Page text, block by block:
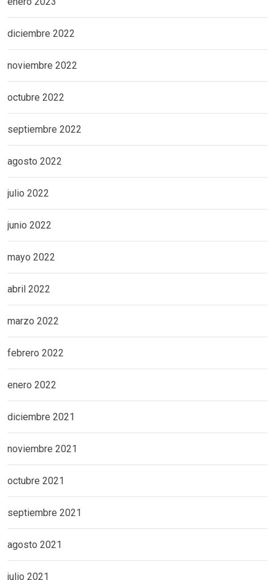
diciembre 2022
noviembre 2022
octubre 2022
septiembre 2022
agosto 2022
julio 2022
junio 2022
mayo 2022
abril 2022
marzo 2022
febrero 2022
enero 2022
diciembre 2021
noviembre 2021
octubre 2021
septiembre 2021
agosto 2021
julio 2021